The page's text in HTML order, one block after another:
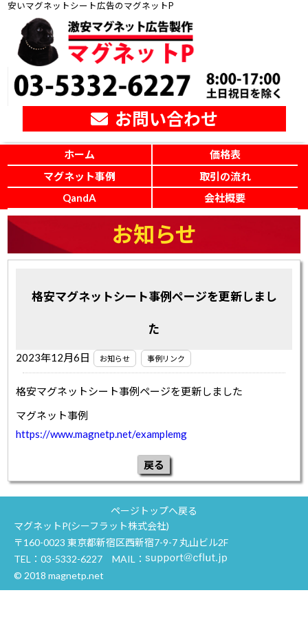
安いマグネットシート広告のマグネットP
お問い合わせ
ホーム
価格表
マグネット事例
取引の流れ
QandA
会社概要
お知らせ
格安マグネットシート事例ページを更新しまし
た
2023年12月6日 お知らせ 事例リンク
格安マグネットシート事例ページを更新しました
マグネット事例
https://www.magnetp.net/examplemg
戻る
ページトップへ戻る
マグネットP(シーフラット株式会社)
〒160-0023 東京都新宿区西新宿7-9-7 丸山ビル2F
TEL： 03-5332-6227MAIL：
© 2018 magnetp.net